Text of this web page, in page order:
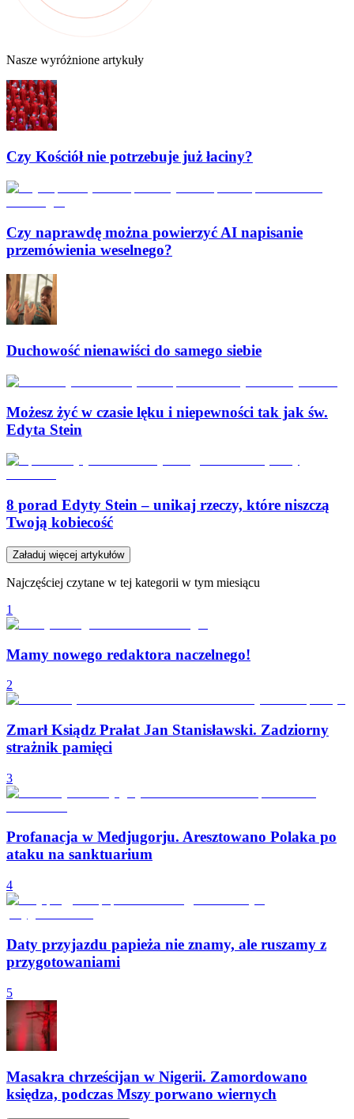
Nasze wyróżnione artykuły
Czy Kościół nie potrzebuje już łaciny?
Czy naprawdę można powierzyć AI napisanie
przemówienia weselnego?
Duchowość nienawiści do samego siebie
Możesz żyć w czasie lęku i niepewności tak jak św.
Edyta Stein
8 porad Edyty Stein – unikaj rzeczy, które niszczą
Twoją kobiecość
Załaduj więcej artykułów
Najczęściej czytane w tej kategorii w tym miesiącu
1
Mamy nowego redaktora naczelnego!
2
Zmarł Ksiądz Prałat Jan Stanisławski. Zadziorny
strażnik pamięci
3
Profanacja w Medjugorju. Aresztowano Polaka po
ataku na sanktuarium
4
Daty przyjazdu papieża nie znamy, ale ruszamy z
przygotowaniami
5
Masakra chrześcijan w Nigerii. Zamordowano
księdza, podczas Mszy porwano wiernych